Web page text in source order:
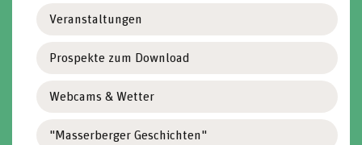
Veranstaltungen
Prospekte zum Download
Webcams & Wetter
"Masserberger Geschichten"